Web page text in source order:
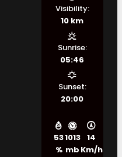
53
%
1013
mb
14
Km/h
Visibility:
10 km
Sunrise:
05:46
Sunset:
20:00